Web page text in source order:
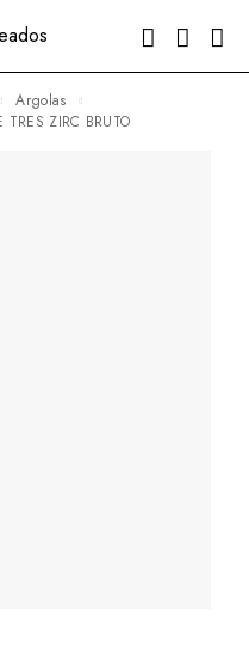
Argolas
TRES ZIRC BRUTO